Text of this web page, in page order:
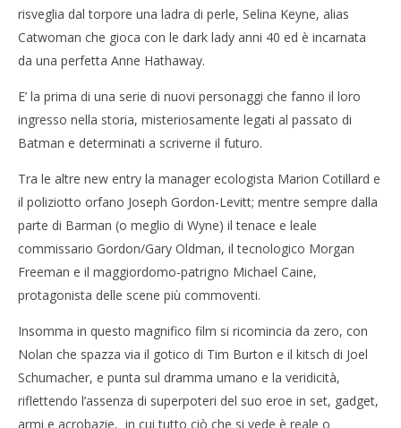
risveglia dal torpore una ladra di perle, Selina Keyne, alias
Catwoman che gioca con le dark lady anni 40 ed è incarnata
da una perfetta Anne Hathaway.
E’ la prima di una serie di nuovi personaggi che fanno il loro
ingresso nella storia, misteriosamente legati al passato di
Batman e determinati a scriverne il futuro.
Tra le altre new entry la manager ecologista Marion Cotillard e
il poliziotto orfano Joseph Gordon-Levitt; mentre sempre dalla
parte di Barman (o meglio di Wyne) il tenace e leale
commissario Gordon/Gary Oldman, il tecnologico Morgan
Freeman e il maggiordomo-patrigno Michael Caine,
protagonista delle scene più commoventi.
Insomma in questo magnifico film si ricomincia da zero, con
Nolan che spazza via il gotico di Tim Burton e il kitsch di Joel
Schumacher, e punta sul dramma umano e la veridicità,
riflettendo l’assenza di superpoteri del suo eroe in set, gadget,
armi e acrobazie, in cui tutto ciò che si vede è reale o